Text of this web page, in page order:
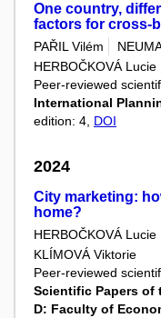
One country,
factors for cross-
PAŘIL Vilém
HERBOČKOVÁ Lucie
Peer-reviewed
International
edition: 4, DOI
2024
City marketing:
home?
HERBOČKOVÁ Lucie
KLÍMOVÁ Viktorie
Peer-reviewed
Scientific Papers of
D: Faculty of